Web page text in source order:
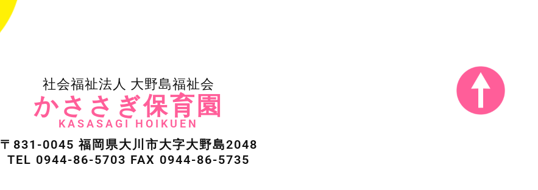
社会福祉法人 大野島福祉会
かささぎ保育園
KASASAGI HOIKUEN
〒831-0045 福岡県大川市大字大野島2048
TEL 0944-86-5703 FAX 0944-86-5735